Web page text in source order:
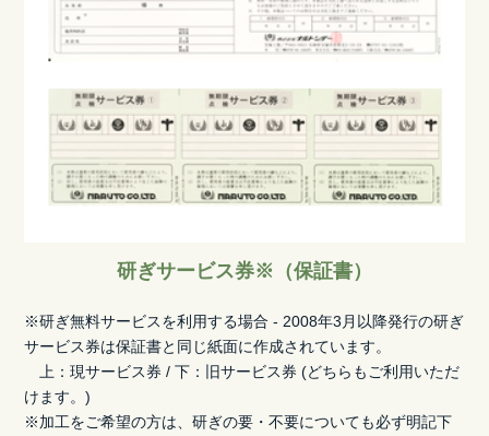
研ぎサービス券※ （保証書）
※研ぎ無料サービスを利用する場合 - 2008年3月以降発行の研ぎ
サービス券は保証書と同じ紙面に作成されています。
上：現サービス券 / 下：旧サービス券 (どちらもご利用いただ
けます。)
※加工をご希望の方は、研ぎの要・不要についても必ず明記下